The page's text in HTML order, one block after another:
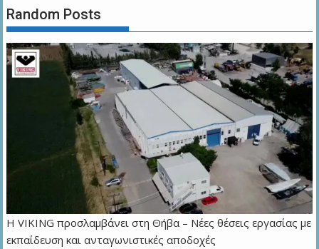
Random Posts
Η VIKING προσλαμβάνει στη Θήβα – Νέες θέσεις εργασίας με
εκπαίδευση και ανταγωνιστικές αποδοχές